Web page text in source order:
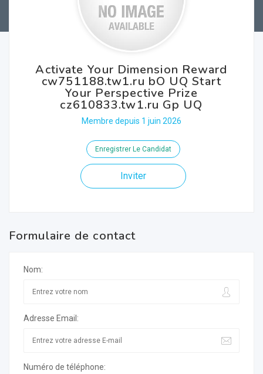
Activate Your Dimension Reward
cw751188.tw1.ru bO UQ Start
Your Perspective Prize
cz610833.tw1.ru Gp UQ
Membre depuis 1 juin 2026
Enregistrer Le Candidat
Inviter
Formulaire de contact
Nom:
Adresse Email:
Numéro de téléphone: